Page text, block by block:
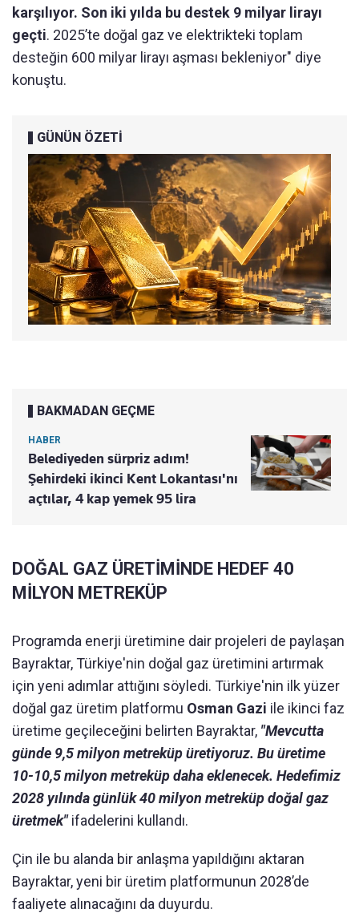
karşılıyor. Son iki yılda bu destek 9 milyar lirayı
geçti. 2025’te doğal gaz ve elektrikteki toplam
desteğin 600 milyar lirayı aşması bekleniyor" diye
konuştu.
GÜNÜN ÖZETİ
BAKMADAN GEÇME
HABER
Belediyeden sürpriz adım!
Şehirdeki ikinci Kent Lokantası'nı
açtılar, 4 kap yemek 95 lira
DOĞAL GAZ ÜRETİMİNDE HEDEF 40
MİLYON METREKÜP
Programda enerji üretimine dair projeleri de paylaşan
Bayraktar, Türkiye'nin doğal gaz üretimini artırmak
için yeni adımlar attığını söyledi. Türkiye'nin ilk yüzer
doğal gaz üretim platformu Osman Gazi ile ikinci faz
üretime geçileceğini belirten Bayraktar, "Mevcutta
günde 9,5 milyon metreküp üretiyoruz. Bu üretime
10-10,5 milyon metreküp daha eklenecek. Hedefimiz
2028 yılında günlük 40 milyon metreküp doğal gaz
üretmek"ifadelerini kullandı.
Çin ile bu alanda bir anlaşma yapıldığını aktaran
Bayraktar, yeni bir üretim platformunun 2028’de
faaliyete alınacağını da duyurdu.